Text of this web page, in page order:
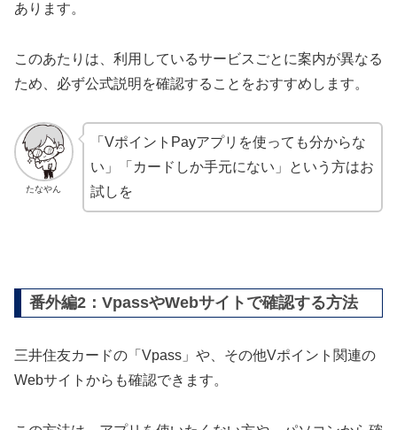
あります。
このあたりは、利用しているサービスごとに案内が異なる
ため、必ず公式説明を確認することをおすすめします。
たなやん
「VポイントPayアプリを使っても分からな
い」「カードしか手元にない」という方はお
試しを
番外編2：VpassやWebサイトで確認する方法
三井住友カードの「Vpass」や、その他Vポイント関連の
Webサイトからも確認できます。